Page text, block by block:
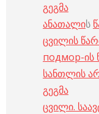
გეგმა
ანათალის
ცვილის
подмор-ის
სანთლის
გეგმა
ცვილი.